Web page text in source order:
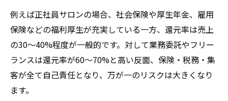
例えば正社員サロンの場合、社会保険や厚生年金、雇用
保険などの福利厚生が充実している一方、還元率は売上
の30〜40%程度が一般的です。対して業務委託やフリー
ランスは還元率が60〜70%と高い反面、保険・税務・集
客が全て自己責任となり、万が一のリスクは大きくなり
ます。